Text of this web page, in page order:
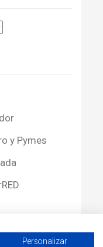
y Pymes
Personalizar